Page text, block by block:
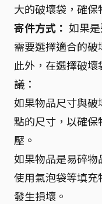
大的破壞袋，確保
寄件方式： 如果
需要選擇適合的破
此外，在選擇破
議：
如果物品尺寸與
點的尺寸，以確
壓。
如果物品是易碎
使用氣泡袋等填
發生損壞。